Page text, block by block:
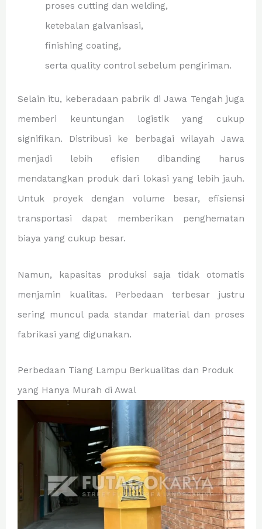
proses cutting dan welding,
ketebalan galvanisasi,
finishing coating,
serta quality control sebelum pengiriman.
Selain itu, keberadaan pabrik di Jawa Tengah juga
memberi keuntungan logistik yang cukup
signifikan. Distribusi ke berbagai wilayah Jawa
menjadi lebih efisien dibanding harus
mendatangkan produk dari lokasi yang lebih jauh.
Untuk proyek dengan volume besar, efisiensi
transportasi dapat memberikan penghematan
biaya yang cukup besar.
Namun, kapasitas produksi saja tidak otomatis
menjamin kualitas. Perbedaan terbesar justru
sering muncul pada standar material dan proses
fabrikasi yang digunakan.
Perbedaan Tiang Lampu Berkualitas dan Produk
yang Hanya Murah di Awal